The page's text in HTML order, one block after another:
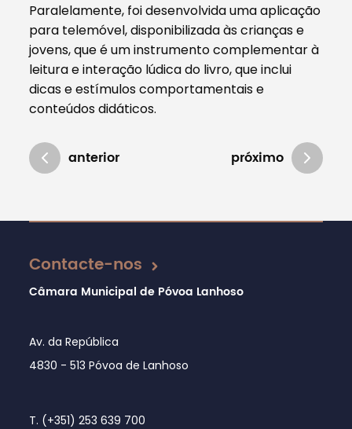
Paralelamente, foi desenvolvida uma aplicação
para telemóvel, disponibilizada às crianças e
jovens, que é um instrumento complementar à
leitura e interação lúdica do livro, que inclui
dicas e estímulos comportamentais e
conteúdos didáticos.
anterior próximo
Atualizado em 11/02/2019
Contacte-nos
Câmara Municipal de Póvoa Lanhoso
Av. da República
4830 - 513 Póvoa de Lanhoso
T. (+351) 253 639 700